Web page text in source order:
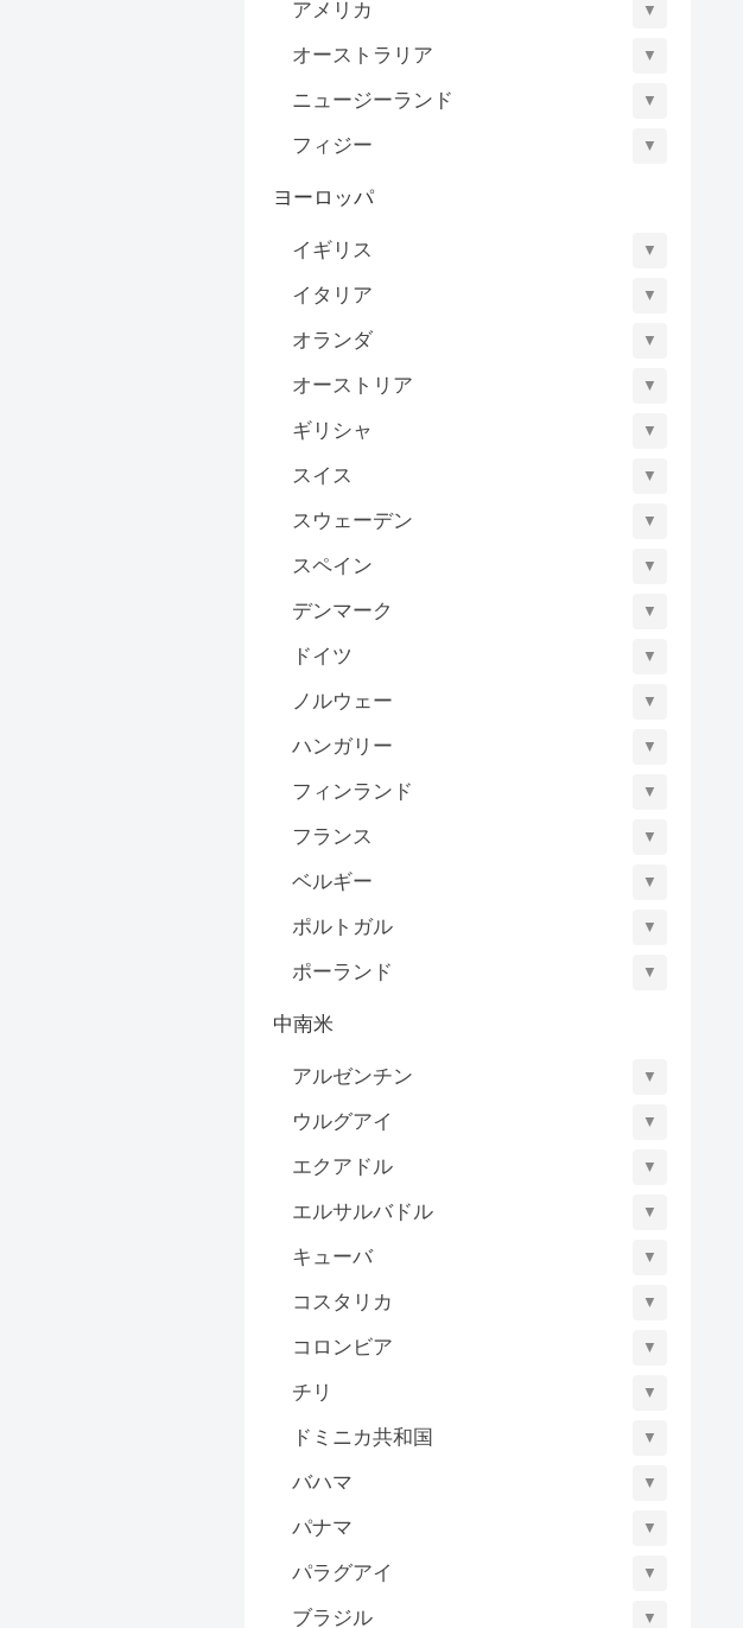
アメリカ ▼
オーストラリア ▼
ニュージーランド ▼
フィジー ▼
ヨーロッパ
イギリス ▼
イタリア ▼
オランダ ▼
オーストリア ▼
ギリシャ ▼
スイス ▼
スウェーデン ▼
スペイン ▼
デンマーク ▼
ドイツ ▼
ノルウェー ▼
ハンガリー ▼
フィンランド ▼
フランス ▼
ベルギー ▼
ポルトガル ▼
ポーランド ▼
中南米
アルゼンチン ▼
ウルグアイ ▼
エクアドル ▼
エルサルバドル ▼
キューバ ▼
コスタリカ ▼
コロンビア ▼
チリ ▼
ドミニカ共和国 ▼
バハマ ▼
パナマ ▼
パラグアイ ▼
ブラジル ▼